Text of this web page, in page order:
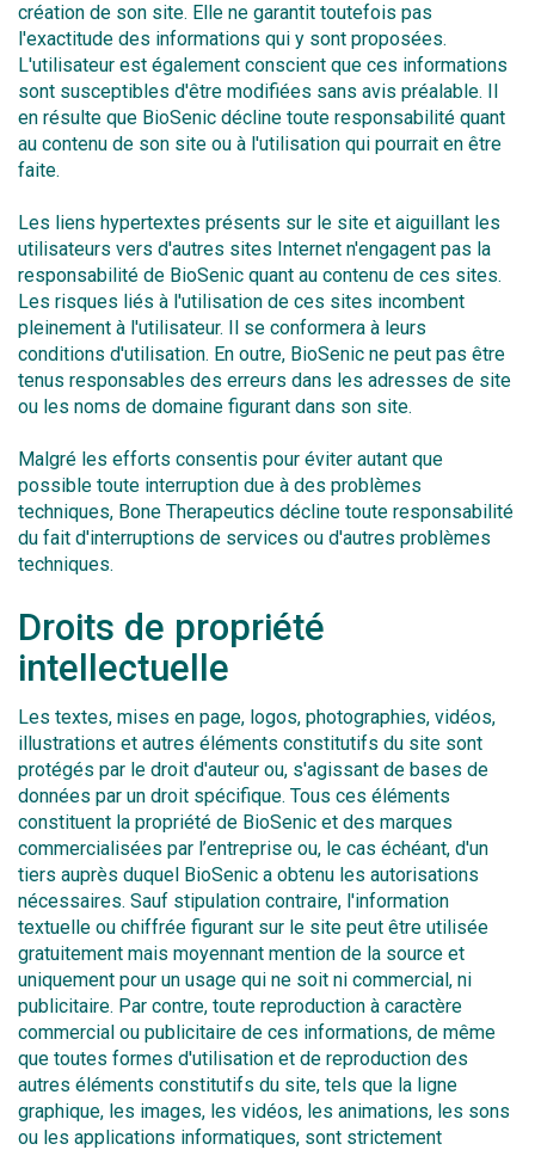
création de son site. Elle ne garantit toutefois pas
l'exactitude des informations qui y sont proposées.
L'utilisateur est également conscient que ces informations
sont susceptibles d'être modifiées sans avis préalable. Il
en résulte que BioSenic décline toute responsabilité quant
au contenu de son site ou à l'utilisation qui pourrait en être
faite.
Les liens hypertextes présents sur le site et aiguillant les
utilisateurs vers d'autres sites Internet n'engagent pas la
responsabilité de BioSenic quant au contenu de ces sites.
Les risques liés à l'utilisation de ces sites incombent
pleinement à l'utilisateur. Il se conformera à leurs
conditions d'utilisation. En outre, BioSenic ne peut pas être
tenus responsables des erreurs dans les adresses de site
ou les noms de domaine figurant dans son site.
Malgré les efforts consentis pour éviter autant que
possible toute interruption due à des problèmes
techniques, Bone Therapeutics décline toute responsabilité
du fait d'interruptions de services ou d'autres problèmes
techniques.
Droits de propriété
intellectuelle
Les textes, mises en page, logos, photographies, vidéos,
illustrations et autres éléments constitutifs du site sont
protégés par le droit d'auteur ou, s'agissant de bases de
données par un droit spécifique. Tous ces éléments
constituent la propriété de BioSenic et des marques
commercialisées par l’entreprise ou, le cas échéant, d'un
tiers auprès duquel BioSenic a obtenu les autorisations
nécessaires. Sauf stipulation contraire, l'information
textuelle ou chiffrée figurant sur le site peut être utilisée
gratuitement mais moyennant mention de la source et
uniquement pour un usage qui ne soit ni commercial, ni
publicitaire. Par contre, toute reproduction à caractère
commercial ou publicitaire de ces informations, de même
que toutes formes d'utilisation et de reproduction des
autres éléments constitutifs du site, tels que la ligne
graphique, les images, les vidéos, les animations, les sons
ou les applications informatiques, sont strictement